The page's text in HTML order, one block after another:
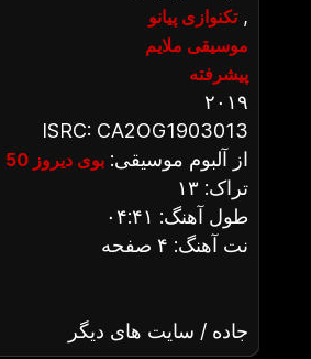
تکنوازی پیانو,
موسیقی ملایم
پیشرفته
۲۰۱۹
ISRC: CA2OG1903013
از آلبوم موسیقی:بوی دیروز 50
تراک: ۱۳
طول آهنگ: ۰۴:۴۱
نت آهنگ: ۴ صفحه
جاده / سایت های دیگر